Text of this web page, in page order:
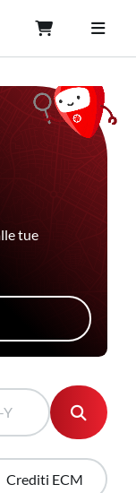
tue
Crediti ECM